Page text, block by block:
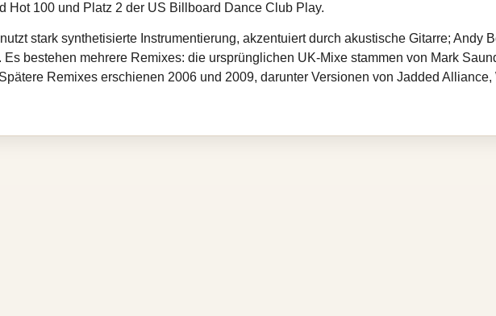
Hot 100 und Platz 2 der US Billboard Dance Club Play.
stark synthetisierte Instrumentierung, akzentuiert durch akustische Gitarre; Andy
Es bestehen mehrere Remixes: die ursprünglichen UK‑Mixe stammen von Mark
Remixes erschienen 2006 und 2009, darunter Versionen von Jadded